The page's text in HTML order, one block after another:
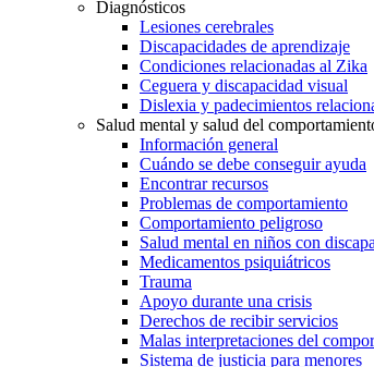
Diagnósticos
Lesiones cerebrales
Discapacidades de aprendizaje
Condiciones relacionadas al Zika
Ceguera y discapacidad visual
Dislexia y padecimientos
Salud mental y salud del
Información general
Cuándo se debe conseguir ayuda
Encontrar recursos
Problemas de comportamiento
Comportamiento peligroso
Salud mental en niños con
Medicamentos psiquiátricos
Trauma
Apoyo durante una crisis
Derechos de recibir servicios
Malas interpretaciones del
Sistema de justicia para menores